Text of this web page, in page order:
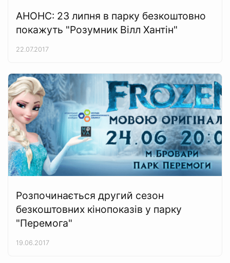
АНОНС: 23 липня в парку безкоштовно
покажуть "Розумник Вілл Хантін"
22.07.2017
Розпочинається другий сезон
безкоштовних кінопоказів у парку
"Перемога"
19.06.2017